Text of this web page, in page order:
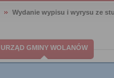
Wydanie wypisu i wyrysu ze
URZĄD GMINY WOLANÓW